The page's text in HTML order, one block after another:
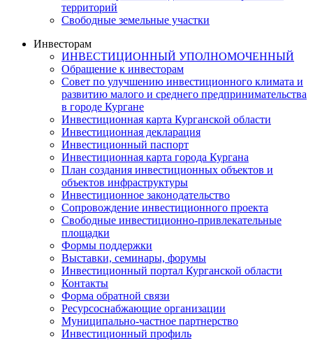
территорий
Свободные земельные участки
Инвесторам
ИНВЕСТИЦИОННЫЙ УПОЛНОМОЧЕННЫЙ
Обращение к инвесторам
Совет по улучшению инвестиционного климата и
развитию малого и среднего предпринимательства
в городе Кургане
Инвестиционная карта Курганской области
Инвестиционная декларация
Инвестиционный паспорт
Инвестиционная карта города Кургана
План создания инвестиционных объектов и
объектов инфраструктуры
Инвестиционное законодательство
Сопровождение инвестиционного проекта
Свободные инвестиционно-привлекательные
площадки
Формы поддержки
Выставки, семинары, форумы
Инвестиционный портал Курганской области
Контакты
Форма обратной связи
Ресурсоснабжающие организации
Муниципально-частное партнерство
Инвестиционный профиль